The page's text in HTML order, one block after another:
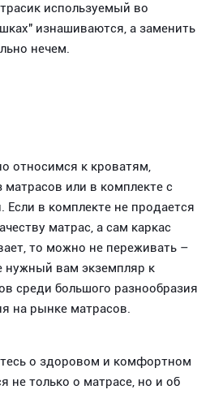
используемый во
изнашиваются, а заменить
нечем.
относимся к кроватям,
или в комплекте с
в комплекте не продается
матрас, а сам каркас
то можно не переживать –
нужный вам экземпляр к
среди большого разнообразия
на рынке матрасов.
о здоровом и комфортном
не только о матрасе, но и об